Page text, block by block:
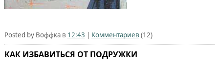
Posted by Воффка в 12:43 | Комментариев (12)
КАК ИЗБАВИТЬСЯ ОТ ПОДРУЖКИ